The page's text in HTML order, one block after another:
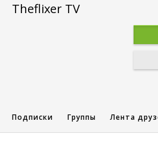
Theflixer TV
Подписки Группы Лента